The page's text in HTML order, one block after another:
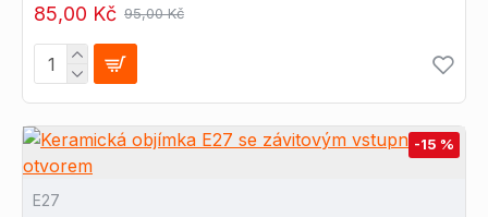
85,00 Kč 95,00 Kč
-15 %
E27